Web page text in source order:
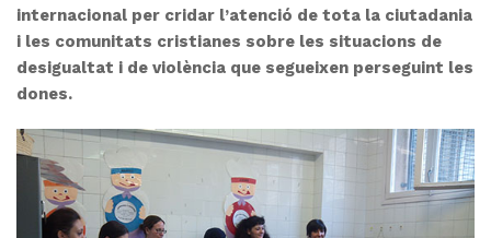
internacional per cridar l’atenció de tota la ciutadania
i les comunitats cristianes sobre les situacions de
desigualtat i de violència que segueixen perseguint les
dones.